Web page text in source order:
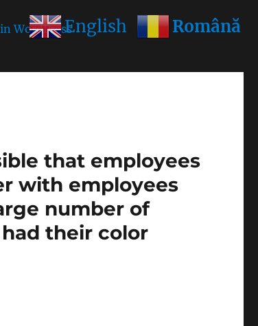
WordPressfor more information. (This
that employees
with employees
number of
their color
English Română